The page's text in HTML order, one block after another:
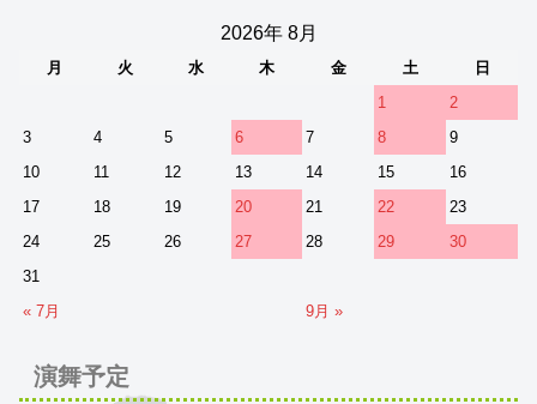
2026年 8月
月 火 水 木 金 土
日
1
2
3
4 5 6 7 8
9
10
11 12 13 14 15
16
17
18 19 20 21 22
23
24
25 26 27 28 29
30
31
« 7月
9月 »
演舞予定